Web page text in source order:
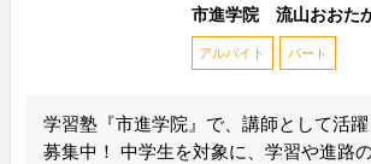
市進学院 流山おおた
アルバイト パート
学習塾『市進学院』で、講師として活
募集中！ 中学生を対象に、学習や進路